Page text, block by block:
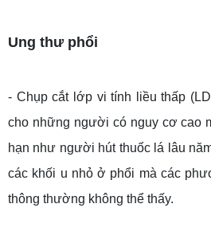
Ung thư phổi
- Chụp cắt lớp vi tính liều thấp
cho những người có nguy cơ cao
hạn như người hút thuốc lá lâu
các khối u nhỏ ở phổi mà các
thông thường không thể thấy.